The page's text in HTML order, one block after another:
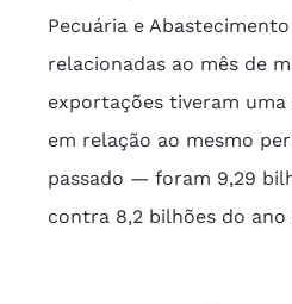
Pecuária e Abastecimento
relacionadas ao mês de
exportações tiveram uma
em relação ao mesmo
passado — foram 9,29
contra 8,2 bilhões do ano